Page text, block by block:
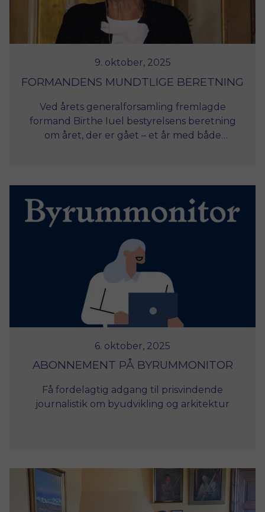
at føre kulturarven videre og sikre, at
håndværkets stolte traditioner ikke
forsvinder.
9. oktober, 2025
FORMANDENS MUNDTLIGE BERETNING
Ved årets generalforsamling fremlagde
formand Birthe Iuel bestyrelsens beretning
om året, der er gået – et år med både
6. oktober, 2025
ABONNEMENT PÅ BYRUMMONITOR
Få fordelagtig adgang til prisvindende
journalistik om byudvikling og arkitektur